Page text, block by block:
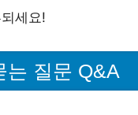
세요!
는 질문 Q&A